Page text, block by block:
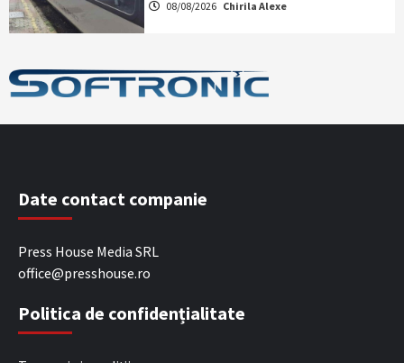
08/08/2026 Chirila Alexe
Date contact companie
Press House Media SRL
office@presshouse.ro
Politica de confidențialitate